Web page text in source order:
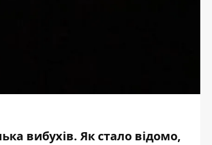
вибухів. Як стало відомо,